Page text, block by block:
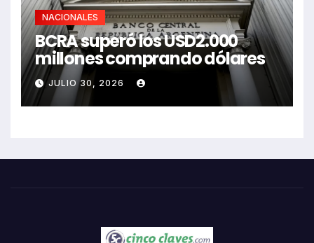
NACIONALES
BCRA superó los USD2.000
millones comprando dólares
JULIO 30, 2026